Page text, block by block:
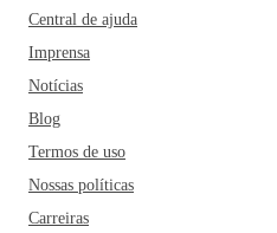
Central de ajuda
Imprensa
Notícias
Blog
Termos de uso
Nossas políticas
Carreiras